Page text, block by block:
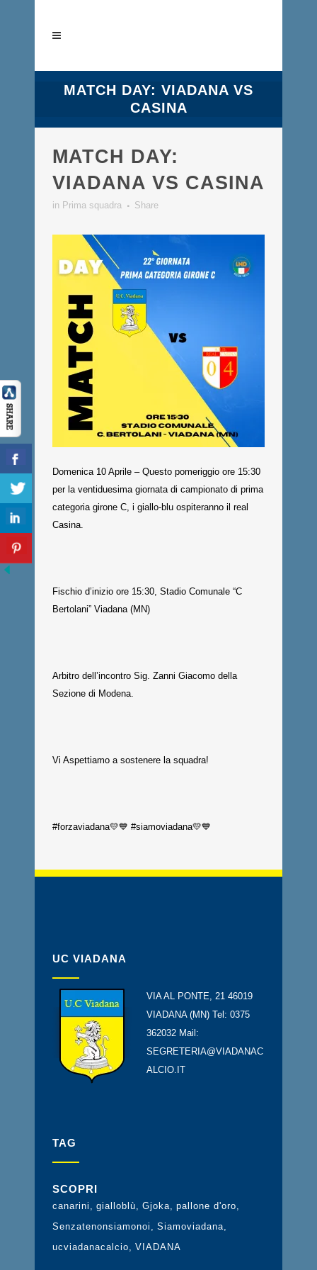
MATCH DAY: VIADANA VS
CASINA
MATCH DAY:
VIADANA VS CASINA
in Prima squadra Share
Domenica 10 Aprile – Questo pomeriggio ore 15:30
per la ventiduesima giornata di campionato di prima
categoria girone C, i giallo-blu ospiteranno il real
Casina.
Fischio d’inizio ore 15:30, Stadio Comunale “C
Bertolani” Viadana (MN)
Arbitro dell’incontro Sig. Zanni Giacomo della
Sezione di Modena.
Vi Aspettiamo a sostenere la squadra!
#forzaviadana💛💙 #siamoviadana💛💙
UC VIADANA
VIA AL PONTE, 21 46019
VIADANA (MN) Tel: 0375
362032 Mail:
SEGRETERIA@VIADANAC
ALCIO.IT
TAG
SCOPRI
canarini gialloblù Gjoka pallone d'oro
Senzatenonsiamonoi
Siamoviadana
ucviadanacalcio
VIADANA